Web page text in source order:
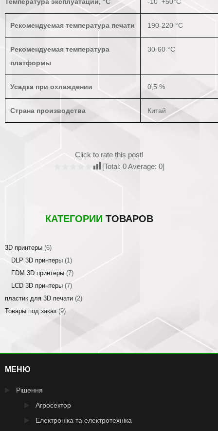
Температура эксплуатации, °С -10 +50°С
Рекомендуемая температура печати 190-220 °С
Рекомендуемая температура
платформы
30-60 °C
Усадка при охлаждении 0,5 %
Страна производства Китай
Click to rate this post!
[Total: 0Average: 0]
КАТЕГОРИИ ТОВАРОВ
3D принтеры (6)
DLP 3D принтеры (1)
FDM 3D принтеры (7)
LCD 3D принтеры (7)
пластик для 3D печати (2)
Товары под заказ (9)
МЕНЮ
Рішення
Агросектор
Електроніка та електротехніка